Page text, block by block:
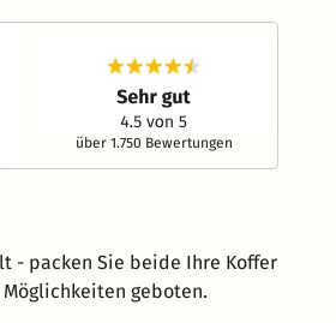
über 1.750 Bewertungen
- packen Sie beide Ihre Koffer
geboten.